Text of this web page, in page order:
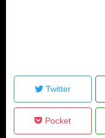
Twitter
Pocket